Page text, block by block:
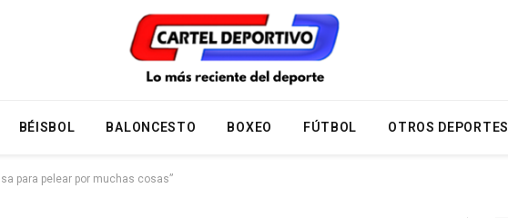
BÉISBOL BALONCESTO BOXEO FÚTBOL OTROS DEPORTES
para pelear por muchas cosas”